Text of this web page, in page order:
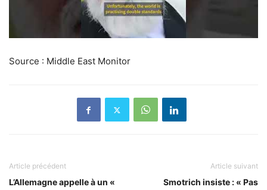
Source : Middle East Monitor
Article précédent
L’Allemagne appelle à un «
Article suivant
Smotrich insiste : « Pas